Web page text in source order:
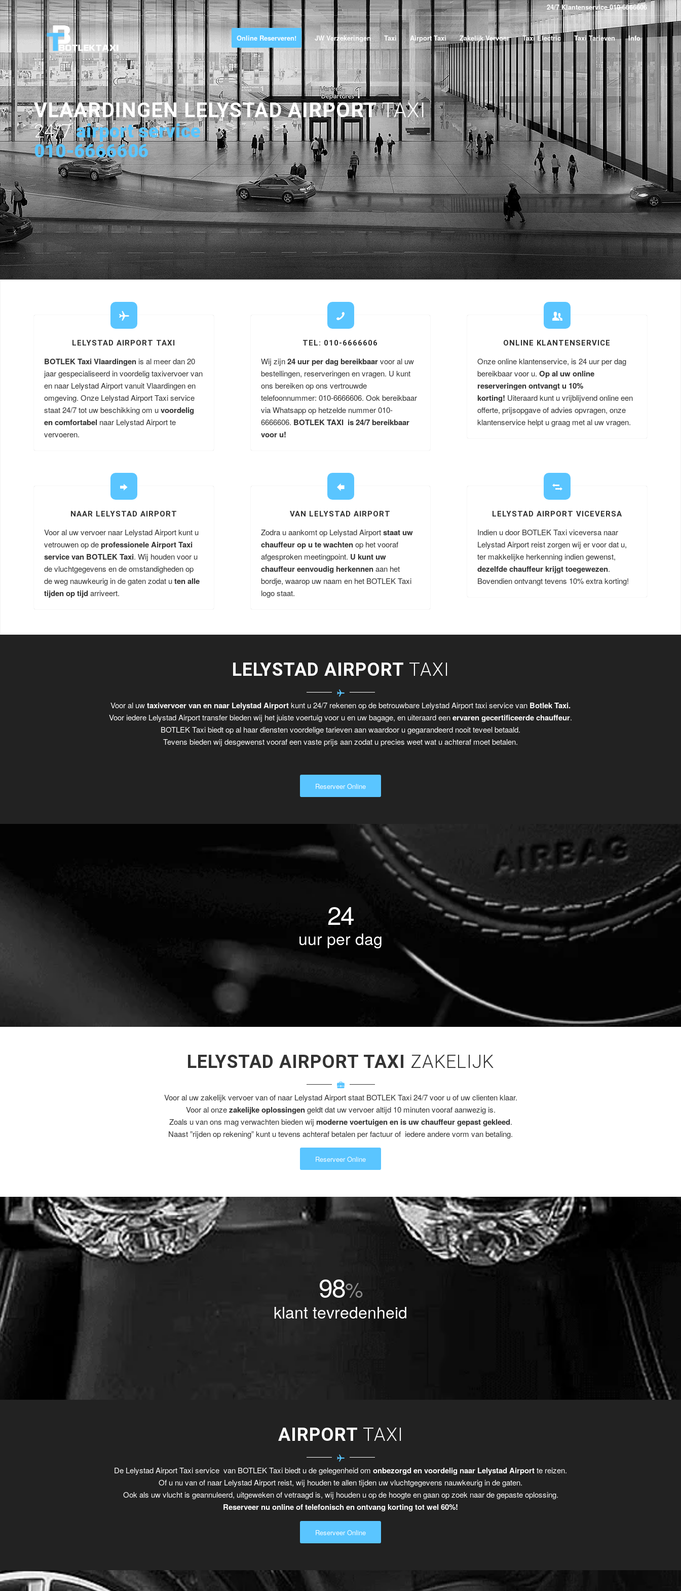
24/7 Klantenservice 010-6666606
Online Reserveren! JW Verzekeringen Taxi Airport Taxi Zakelijk Vervoer Taxi Electric Taxi Tarieven Info
VLAARDINGEN LELYSTAD AIRPORTTAXI
24/7 airport service
010-6666606
LELYSTAD AIRPORT TAXI
BOTLEK Taxi Vlaardingen is al meer dan 20
jaar gespecialiseerd in voordelig taxivervoer van
en naar Lelystad Airport vanuit Vlaardingen en
omgeving. Onze Lelystad Airport Taxi service
staat 24/7 tot uw beschikking om uvoordelig
en comfortabel naar Lelystad Airport te
vervoeren.
TEL: 010-6666606
Wij zijn24 uur per dag bereikbaarvoor al uw
bestellingen, reserveringen en vragen. U kunt
ons bereiken op ons vertrouwde
telefoonnummer: 010-6666606. Ook bereikbaar
via Whatsapp op hetzelde nummer 010-
6666606. BOTLEK TAXI is 24/7 bereikbaar
voor u!
ONLINE KLANTENSERVICE
Onze online klantenservice, is 24 uur per dag
bereikbaar voor u.Op al uw online
reserveringen ontvangt u 10%
korting! Uiteraard kunt u vrijblijvend online een
offerte, prijsopgave of advies opvragen, onze
klantenservice helpt u graag met al uw vragen.
NAAR LELYSTAD AIRPORT
Voor al uw vervoer naar Lelystad Airport kunt u
vetrouwen op deprofessionele Airport Taxi
service van BOTLEK Taxi. Wij houden voor u
de vluchtgegevens en de omstandigheden op
de weg nauwkeurig in de gaten zodat uten alle
tijden op tijdarriveert.
VAN LELYSTAD AIRPORT
Zodra u aankomt op Lelystad Airportstaat uw
chauffeur op u te wachtenop het vooraf
afgesproken meetingpoint. U kunt uw
chauffeur eenvoudig herkennenaan het
bordje, waarop uw naam en het BOTLEK Taxi
logo staat.
LELYSTAD AIRPORT VICEVERSA
Indien u door BOTLEK Taxi viceversa naar
Lelystad Airport reist zorgen wij er voor dat u,
ter makkelijke herkenning indien gewenst,
dezelfde chauffeur krijgt toegewezen.
Bovendien ontvangt tevens 10% extra korting!
LELYSTAD AIRPORT TAXI
Voor al uwtaxivervoer van en naar Lelystad Airportkunt u 24/7 rekenen op de betrouwbare Lelystad Airport taxi service van Botlek Taxi.
Voor iedere Lelystad Airport transfer bieden wij het juiste voertuig voor u en uw bagage, en uiteraard eenervaren gecertificeerde chauffeur.
BOTLEK Taxi biedt op al haar diensten voordelige tarieven aan waardoor u gegarandeerd nooit teveel betaald.
Tevens bieden wij desgewenst vooraf een vaste prijs aan zodat u precies weet wat u achteraf moet betalen.
Reserveer Online
24
uur per dag
LELYSTAD AIRPORT TAXI ZAKELIJK
Voor al uw zakelijk vervoer van of naar Lelystad Airport staat BOTLEK Taxi 24/7 voor u of uw clienten klaar.
Voor al onzezakelijke oplossingengeldt dat uw vervoer altijd 10 minuten vooraf aanwezig is.
Zoals u van ons mag verwachten bieden wij moderne voertuigen en is uw chauffeur gepast gekleed.
Naast ”rijden op rekening” kunt u tevens achteraf betalen per factuur of iedere andere vorm van betaling.
Reserveer Online
98%
klant tevredenheid
AIRPORT TAXI
De Lelystad Airport Taxi service van BOTLEK Taxi biedt u de gelegenheid om onbezorgd en voordelig naar Lelystad Airportte reizen.
Of u nu van of naar Lelystad Airport reist, wij houden te allen tijden uw vluchtgegevens nauwkeurig in de gaten.
Ook als uw vlucht is geannuleerd, uitgeweken of vetraagd is, wij houden u op de hoogte en gaan op zoek naar de gepaste oplossing.
Reserveer nu online of telefonisch en ontvang korting tot wel 60%!
Reserveer Online